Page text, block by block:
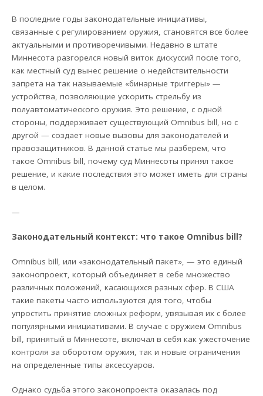
В последние годы законодательные инициативы,
связанные с регулированием оружия, становятся все более
актуальными и противоречивыми. Недавно в штате
Миннесота разгорелся новый виток дискуссий после того,
как местный суд вынес решение о недействительности
запрета на так называемые «бинарные триггеры» —
устройства, позволяющие ускорить стрельбу из
полуавтоматического оружия. Это решение, с одной
стороны, поддерживает существующий Omnibus bill, но с
другой — создает новые вызовы для законодателей и
правозащитников. В данной статье мы разберем, что
такое Omnibus bill, почему суд Миннесоты принял такое
решение, и какие последствия это может иметь для страны
в целом.
—
Законодательный контекст: что такое Omnibus bill?
Omnibus bill, или «законодательный пакет», — это единый
законопроект, который объединяет в себе множество
различных положений, касающихся разных сфер. В США
такие пакеты часто используются для того, чтобы
упростить принятие сложных реформ, увязывая их с более
популярными инициативами. В случае с оружием Omnibus
bill, принятый в Миннесоте, включал в себя как ужесточение
контроля за оборотом оружия, так и новые ограничения
на определенные типы аксессуаров.
Однако судьба этого законопроекта оказалась под